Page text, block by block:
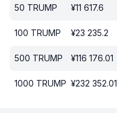
50 TRUMP ¥11 617.6
100 TRUMP ¥23 235.2
500 TRUMP ¥116 176.01
1000 TRUMP ¥232 352.01